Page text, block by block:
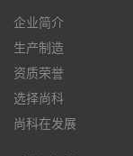
企业简介
生产制造
资质荣誉
选择尚科
尚科在发展